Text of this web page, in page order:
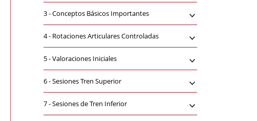
3 -Conceptos Básicos Importantes
4 - Rotaciones Articulares Controladas
5 -Valoraciones Iniciales
6 -Sesiones Tren Superior
7 -Sesiones de Tren Inferior